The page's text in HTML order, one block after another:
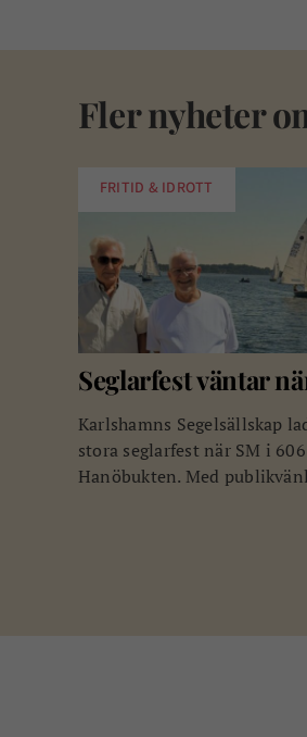
Fler nyheter
FRITID & IDROTT
Seglarfest väntar
Karlshamns Segelsällskap
stora seglarfest när SM i
Hanöbukten. Med